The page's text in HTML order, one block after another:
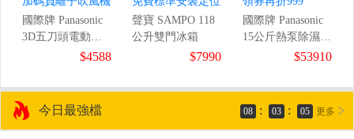
國際牌 Panasonic
3D五刀頭電動刮
$4588
聲寶 SAMPO 118
公升雙門冰箱
$7990
國際牌 Panasonic
15公斤熱泵除濕式
滾筒洗衣機$53910
今日最強檔 08 : 03 : 03 更多